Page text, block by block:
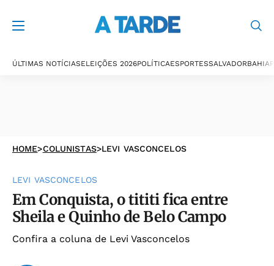
ÚLTIMAS NOTÍCIASELEIÇÕES 2026POLÍTICAESPORTESSALVADORBAHIA
HOME>COLUNISTAS>LEVI VASCONCELOS
LEVI VASCONCELOS
Em Conquista, o tititi fica entre
Sheila e Quinho de Belo Campo
Confira a coluna de Levi Vasconcelos